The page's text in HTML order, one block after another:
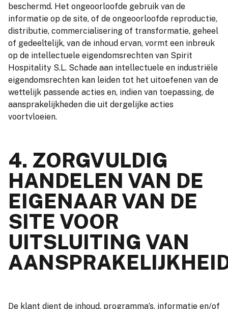
beschermd. Het ongeoorloofde gebruik van de
informatie op de site, of de ongeoorloofde reproductie,
distributie, commercialisering of transformatie, geheel
of gedeeltelijk, van de inhoud ervan, vormt een inbreuk
op de intellectuele eigendomsrechten van Spirit
Hospitality S.L. Schade aan intellectuele en industriële
eigendomsrechten kan leiden tot het uitoefenen van de
wettelijk passende acties en, indien van toepassing, de
aansprakelijkheden die uit dergelijke acties
voortvloeien.
4. ZORGVULDIG
HANDELEN VAN DE
EIGENAAR VAN DE
SITE VOOR
UITSLUITING VAN
De klant dient de inhoud, programma’s, informatie en/of